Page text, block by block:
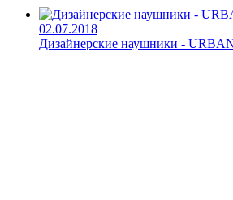
02.07.2018
Дизайнерские наушники -